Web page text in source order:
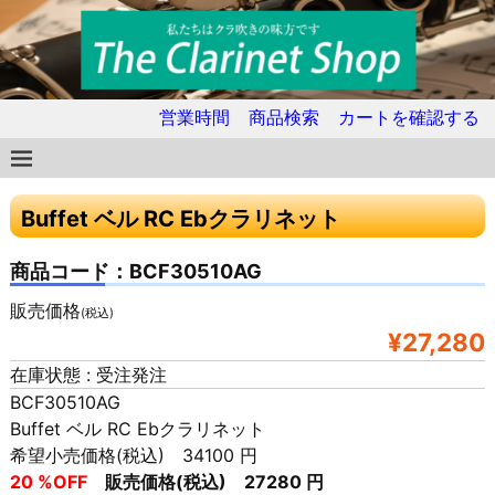
営業時間 商品検索 カートを確認する
Buffet ベル RC Ebクラリネット
商品コード：BCF30510AG
販売価格(税込)
¥27,280
在庫状態 : 受注発注
BCF30510AG
Buffet ベル RC Ebクラリネット
希望小売価格(税込) 34100 円
20 %OFF販売価格(税込) 27280 円